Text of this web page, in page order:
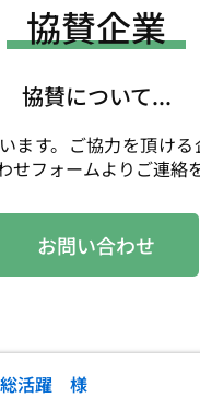
協賛企業
協賛について...
ます。ご協力を頂け
せフォームよりご連絡
お問い合わせ
総活躍 様